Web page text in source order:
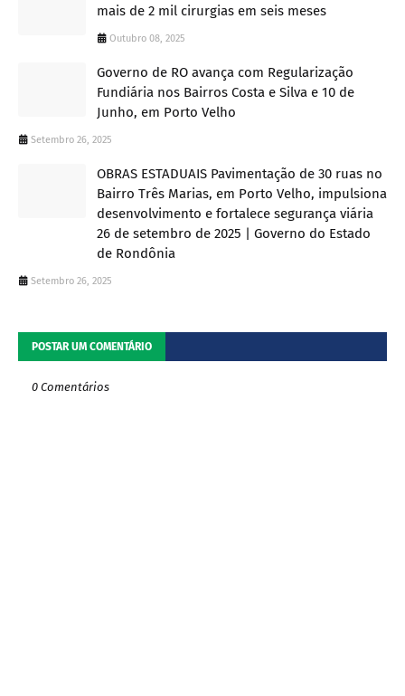
mais de 2 mil cirurgias em seis meses
Outubro 08, 2025
Governo de RO avança com Regularização
Fundiária nos Bairros Costa e Silva e 10 de
Junho, em Porto Velho
Setembro 26, 2025
OBRAS ESTADUAIS Pavimentação de 30 ruas no
Bairro Três Marias, em Porto Velho, impulsiona
desenvolvimento e fortalece segurança viária
26 de setembro de 2025 | Governo do Estado
de Rondônia
Setembro 26, 2025
POSTAR UM COMENTÁRIO
0 Comentários